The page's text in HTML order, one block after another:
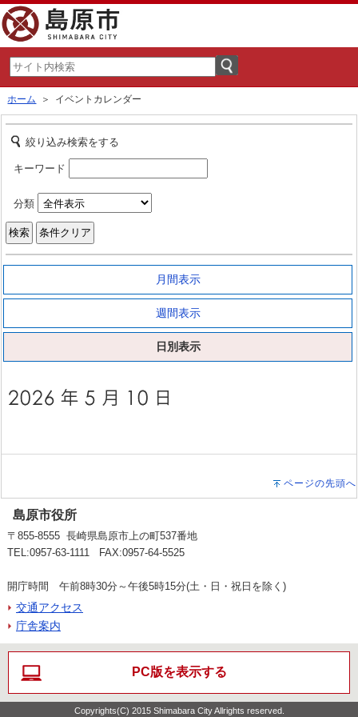
ホーム ＞ イベントカレンダー
絞り込み検索をする
キーワード
分類
月間表示
週間表示
日別表示
ページの先頭へ
島原市役所
〒855-8555 長崎県島原市上の町537番地
TEL:0957-63-1111 FAX:0957-64-5525
開庁時間 午前8時30分～午後5時15分(土・日・祝日を除く)
交通アクセス
庁舎案内
PC版を表示する
Copyrights(C) 2015 Shimabara City Allrights reserved.